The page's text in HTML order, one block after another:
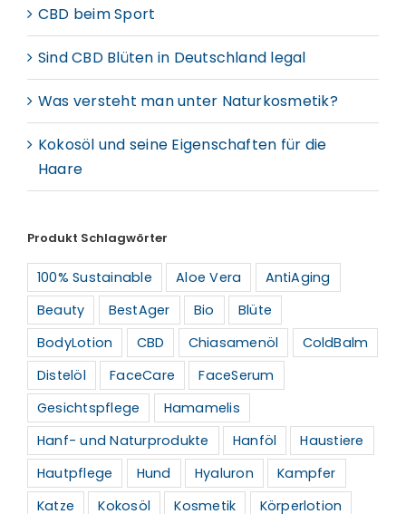
CBD beim Sport
Sind CBD Blüten in Deutschland legal
Was versteht man unter Naturkosmetik?
Kokosöl und seine Eigenschaften für die
Haare
Produkt Schlagwörter
100% Sustainable Aloe Vera
AntiAging
Beauty
BestAger Bio
Blüte
BodyLotion
CBD Chiasamenöl
ColdBalm
Distelöl
FaceCare
FaceSerum
Gesichtspflege
Hamamelis
Hanf- und Naturprodukte
Hanföl
Haustiere
Hautpflege
Hund Hyaluron
Kampfer
Katze
Kokosöl Kosmetik
Körperlotion